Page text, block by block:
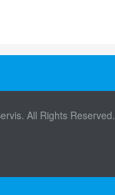
All Rights Reserved.